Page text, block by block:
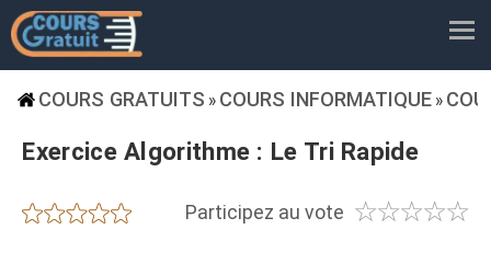
COURS GRATUITS » COURS INFORMATIQUE »
Exercice Algorithme : Le Tri Rapide
Participez au vote ☆☆☆☆☆
★★★★★